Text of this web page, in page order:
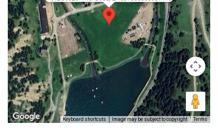
Keyboard shortcuts Image may be subject to copyright Terms